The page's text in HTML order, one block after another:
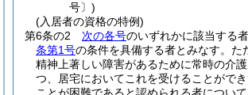
号〕)
(入居者の資格の特例)
第6条の2
次の各号のいずれかに該当する
条第1号の条件を具備する者とみなす。 た
精神上著しい障害があるために常時の介
つ、居宅においてこれを受けることがで